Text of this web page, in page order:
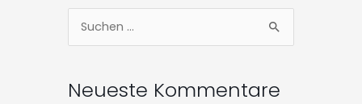
Suchen
nach:
Neueste Kommentare